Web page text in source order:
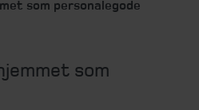
som personalegode
som